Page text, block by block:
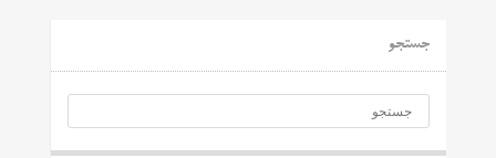
جستجو